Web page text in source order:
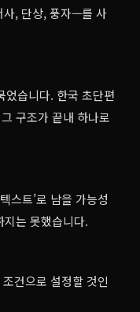
사, 단상, 풍자—를 사
었습니다. 한국 초단편
구조가 끝내 하나로
스트’로 남을 가능성
는 못했습니다.
건으로 설정할 것인